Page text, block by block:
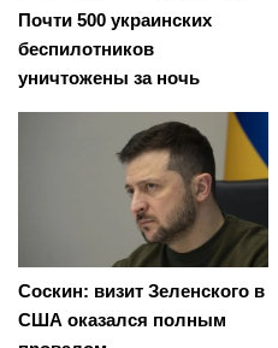
Почти 500 украинских
беспилотников
уничтожены за ночь
Соскин: визит Зеленского в
США оказался полным